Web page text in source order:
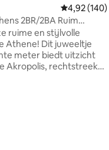
4,92 (140)
2BR/2BA Ruim
ruime en stijlvolle
Athene! Dit juweeltje
meter biedt uitzicht
Akropolis, rechtstreeks